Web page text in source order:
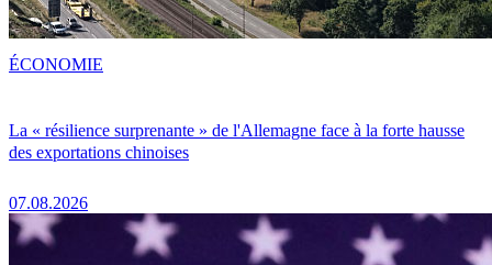
La « résilience surprenante » de l'Allemagne face à la forte hausse
des exportations chinoises
07.08.2026
ÉCONOMIE